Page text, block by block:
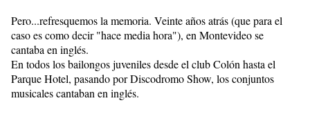
Pero...refresquemos la memoria. Veinte años atrás (que para el
caso es como decir "hace media hora"), en Montevideo se
cantaba en inglés.
En todos los bailongos juveniles desde el club Colón hasta el
Parque Hotel, pasando por Discodromo Show, los conjuntos
musicales cantaban en inglés.